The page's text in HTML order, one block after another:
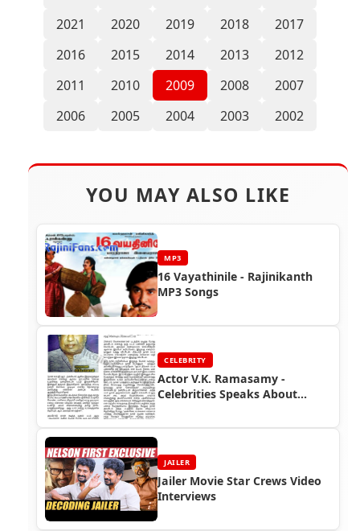
2021
2020 2019 2018
2017
2016
2015 2014 2013
2012
2011
2010 2009 2008
2007
2006
2005 2004 2003 2002
YOU MAY ALSO LIKE
MP3
16 Vayathinile - Rajinikanth
MP3 Songs
CELEBRITY
Actor V.K. Ramasamy -
Celebrities Speaks About
JAILER
Jailer Movie Star Crews Video
Interviews